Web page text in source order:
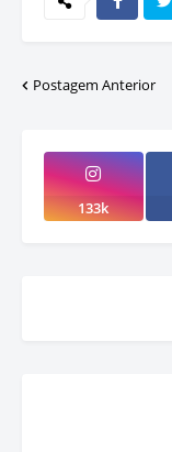
Postagem Anterior
133k